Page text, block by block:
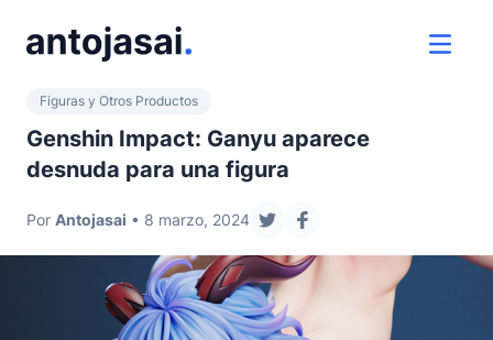
ver
Figuras y Otros Productos
Genshin Impact: Ganyu aparece
desnuda para una figura
Por Antojasai • 8 marzo, 2024
compartir en twitter
compartir en facebook